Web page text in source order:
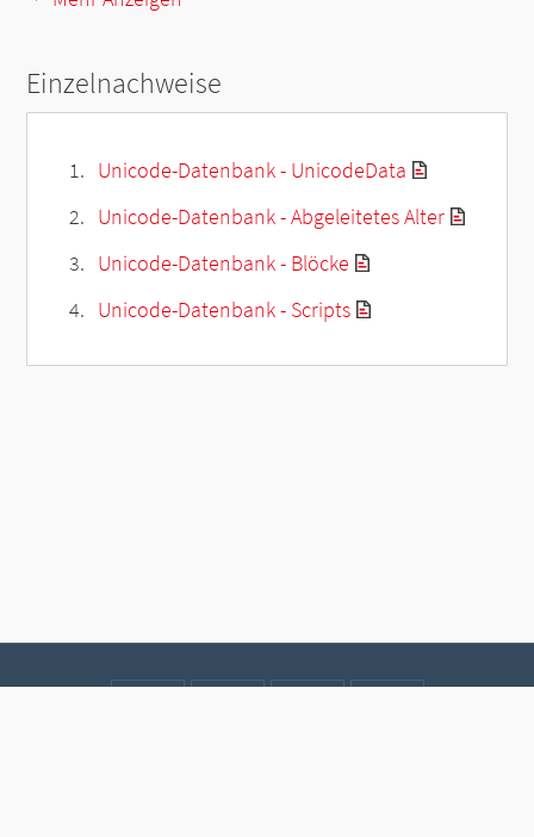
Einzelnachweise
Unicode-Datenbank - UnicodeData
Unicode-Datenbank - Abgeleitetes Alter
Unicode-Datenbank - Blöcke
Unicode-Datenbank - Scripts